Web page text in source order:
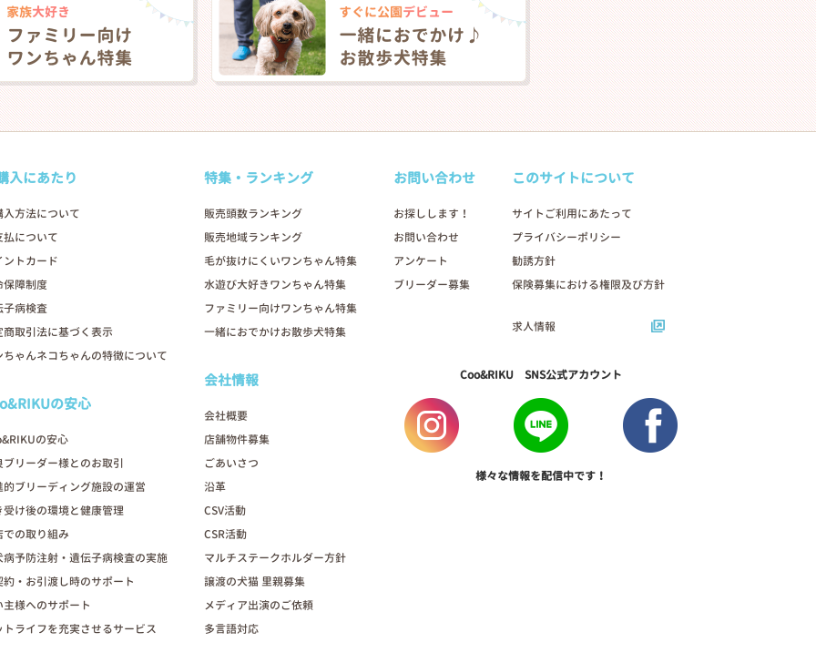
入にあたり
入方法について
払について
ントカード
保障制度
子病検査
商取引法に基づく表示
ちゃんネコちゃんの特徴について
の安心
の安心
ブリーダー様とのお取引
的ブリーディング施設の運営
受け後の環境と健康管理
での取り組み
病予防注射・遺伝子病検査の実施
約・お引渡し時のサポート
主様へのサポート
トライフを充実させるサービス
特集・ランキング
販売頭数ランキング
販売地域ランキング
毛が抜けにくいワンちゃん特集
水遊び大好きワンちゃん特集
ファミリー向けワンちゃん特集
一緒におでかけお散歩犬特集
会社情報
会社概要
店舗物件募集
ごあいさつ
沿革
CSV活動
CSR活動
マルチステークホルダー方針
譲渡の犬猫 里親募集
メディア出演のご依頼
多言語対応
お問い合わせ
お探しします！
お問い合わせ
アンケート
ブリーダー募集
このサイトについて
サイトご利用にあたって
プライバシーポリシー
勧誘方針
保険募集における権限及び方針
求人情報
Coo&RIKU SNS公式アカウント
様々な情報を配信中です！